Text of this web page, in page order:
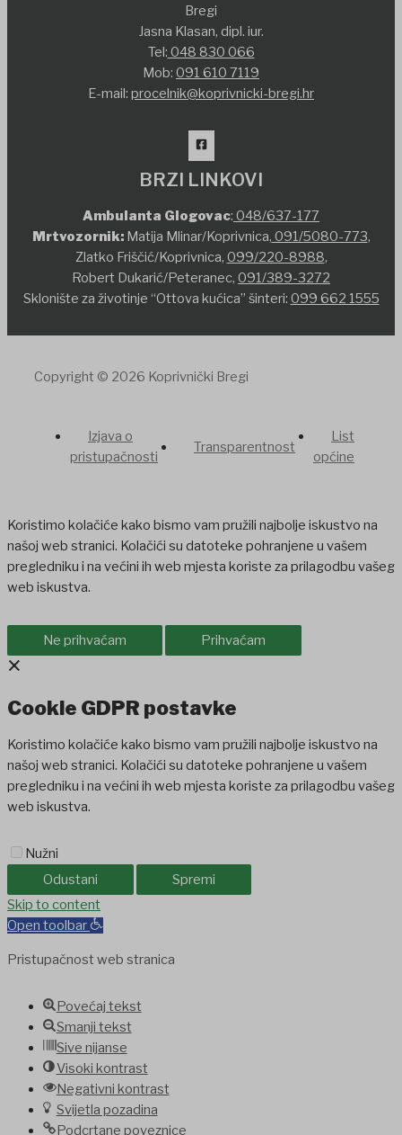
Bregi
Jasna Klasan, dipl. iur.
Tel: 048 830 066
Mob: 091 610 7119
E-mail: procelnik@koprivnicki-bregi.hr
BRZI LINKOVI
Ambulanta Glogovac: 048/637-177
Mrtvozornik:Matija Mlinar/Koprivnica, 091/5080-773,
Zlatko Friščić/Koprivnica, 099/220-8988,
Robert Dukarić/Peteranec, 091/389-3272
Sklonište za životinje “Ottova kućica” šinteri: 099 662 1555
Copyright © 2026 Koprivnički Bregi
Izjava o
pristupačnosti
Transparentnost
List
općine
Koristimo kolačiće kako bismo vam pružili najbolje iskustvo na
našoj web stranici. Kolačići su datoteke pohranjene u vašem
pregledniku i na većini ih web mjesta koriste za prilagodbu vašeg
web iskustva.
Ne prihvaćam Prihvaćam
×
Cookie GDPR postavke
Koristimo kolačiće kako bismo vam pružili najbolje iskustvo na
našoj web stranici. Kolačići su datoteke pohranjene u vašem
pregledniku i na većini ih web mjesta koriste za prilagodbu vašeg
web iskustva.
Nužni
Odustani
Spremi
jojobetholiganbet
Skip to content
Open toolbar
Pristupačnost web stranica
Povećaj tekst
Smanji tekst
Sive nijanse
Visoki kontrast
Negativni kontrast
Svijetla pozadina
Podcrtane poveznice